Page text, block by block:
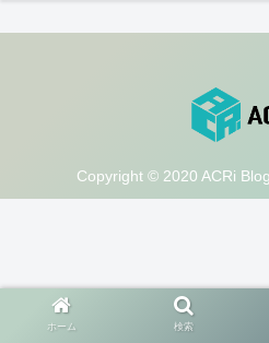
Copyright © 2020 ACRi
ホーム 検索